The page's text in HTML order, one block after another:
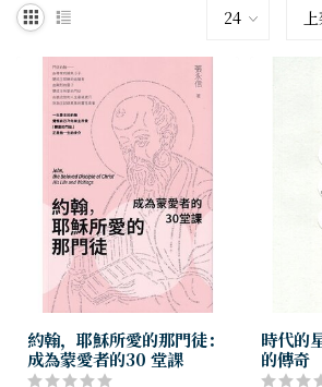
約翰，耶穌所愛的那門徒：
成為蒙愛者的30 堂課
時代的
的傳奇